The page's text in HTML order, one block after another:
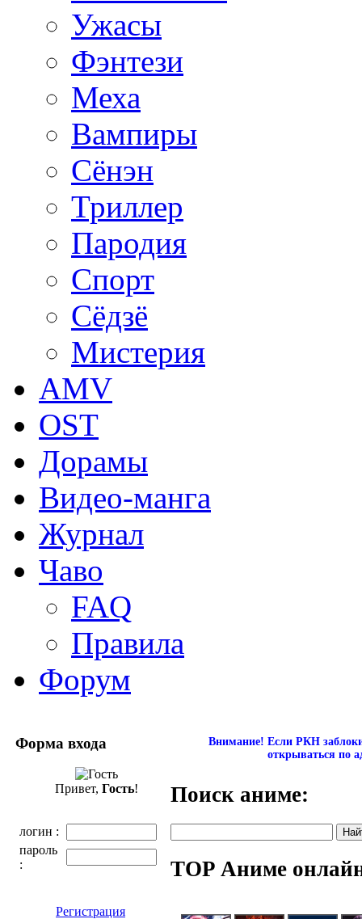
Ужасы
Фэнтези
Меха
Вампиры
Сёнэн
Триллер
Пародия
Спорт
Сёдзё
Мистерия
AMV
OST
Дорамы
Видео-манга
Журнал
Чаво
FAQ
Правила
Форум
Форма входа
Привет, Гость!
логин :
пароль
:
Регистрация
Внимание! Если РКН
открываться по
Поиск аниме:
TOP Аниме